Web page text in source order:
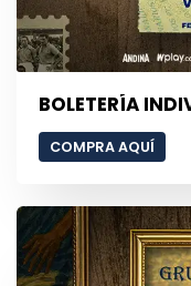
BOLETERÍA
COMPRA AQUÍ